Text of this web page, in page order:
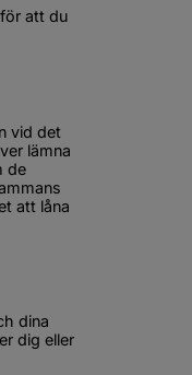
att du
vid det
lämna
de
att låna
dina
dig eller